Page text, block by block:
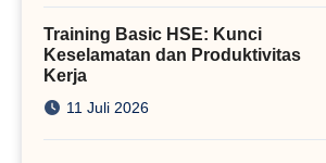
Training Basic HSE: Kunci
Keselamatan dan Produktivitas
Kerja
11 Juli 2026